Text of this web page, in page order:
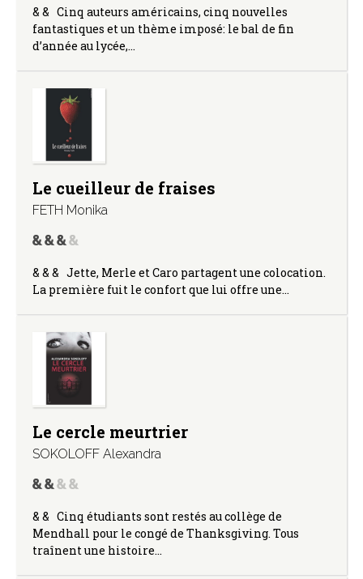
& & Cinq auteurs américains, cinq nouvelles
fantastiques et un thème imposé: le bal de fin
d’année au lycée,…
Le cueilleur de fraises
FETH Monika
& & & Jette, Merle et Caro partagent une colocation.
La première fuit le confort que lui offre une…
Le cercle meurtrier
SOKOLOFF Alexandra
& & Cinq étudiants sont restés au collège de
Mendhall pour le congé de Thanksgiving. Tous
traînent une histoire…